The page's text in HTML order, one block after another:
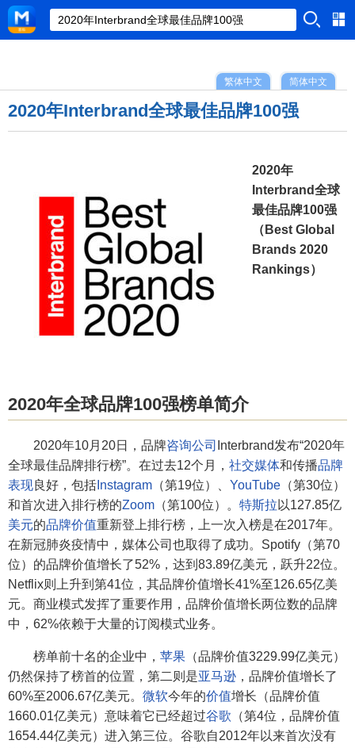
简体中文
繁体中文
2020年Interbrand全球最佳品牌100强
2020年
Interbrand全球
最佳品牌100强
（Best Global
Brands 2020
Rankings）
2020年全球品牌100强榜单简介
2020年10月20日，品牌咨询公司 Interbrand发布“2020年
全球最佳品牌排行榜”。在过去12个月， 社交媒体和传播品牌
表现良好，包括 Instagram （第19位）、 YouTube （第30位）
和首次进入排行榜的Zoom （第100位）。 特斯拉 以127.85亿
美元的品牌价值重新登上排行榜，上一次入榜是在2017年。
在新冠肺炎疫情中，媒体公司也取得了成功。Spotify（第70
位）的品牌价值增长了52%，达到83.89亿美元，跃升22位。
Netflix则上升到第41位，其品牌价值增长41%至126.65亿美
元。商业模式发挥了重要作用，品牌价值增长两位数的品牌
中，62%依赖于大量的订阅模式业务。
榜单前十名的企业中， 苹果 （品牌价值3229.99亿美元）
仍然保持了榜首的位置，第二则是亚马逊 ，品牌价值增长了
60%至2006.67亿美元。 微软今年的价值增长（品牌价值
1660.01亿美元）意味着它已经超过谷歌 （第4位，品牌价值
1654.44亿美元）进入第三位。谷歌自2012年以来首次没有